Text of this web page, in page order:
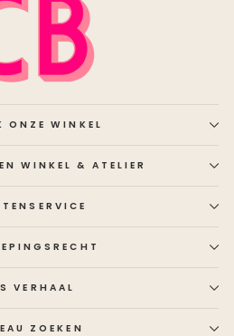
ONZE WINKEL
WINKEL & ATELIER
VERHAAL
ZOEKEN